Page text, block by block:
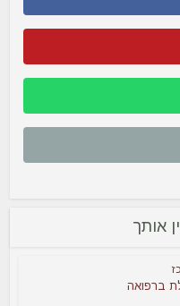
אותך
ברפואה